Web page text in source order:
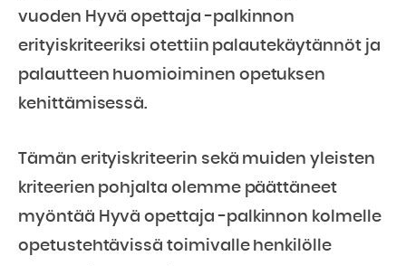
vuoden Hyvä opettaja -palkinnon
erityiskriteeriksi otettiin palautekäytännöt ja
palautteen huomioiminen opetuksen
kehittämisessä.
Tämän erityiskriteerin sekä muiden yleisten
kriteerien pohjalta olemme päättäneet
myöntää Hyvä opettaja -palkinnon kolmelle
opetustehtävissä toimivalle henkilölle